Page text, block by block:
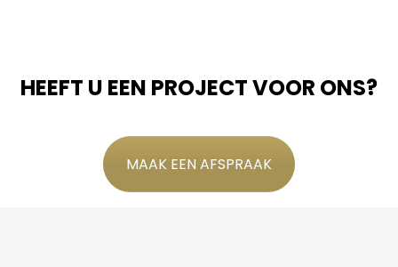
HEEFT U EEN PROJECT VOOR ONS?
MAAK EEN AFSPRAAK